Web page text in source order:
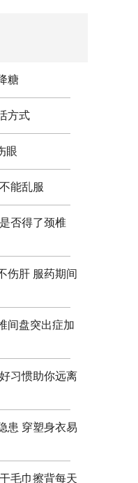
糖
方式
眼
能乱服
否得了颈椎
伤肝 服药期间
间盘突出症加
习惯助你远离
患 穿塑身衣易
毛巾擦背每天